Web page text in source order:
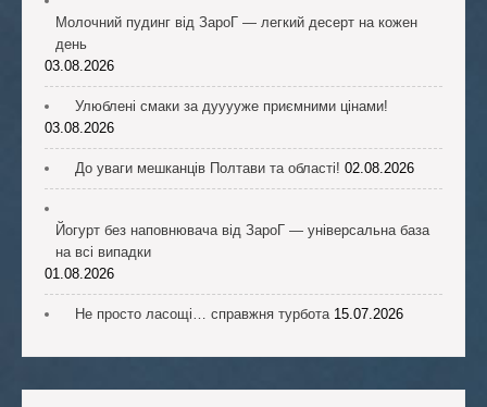
Молочний пудинг від ЗароГ — легкий десерт на кожен
день
03.08.2026
Улюблені смаки за дууууже приємними цінами!
03.08.2026
До уваги мешканців Полтави та області! 02.08.2026
Йогурт без наповнювача від ЗароГ — універсальна база
на всі випадки
01.08.2026
Не просто ласощі… справжня турбота 15.07.2026